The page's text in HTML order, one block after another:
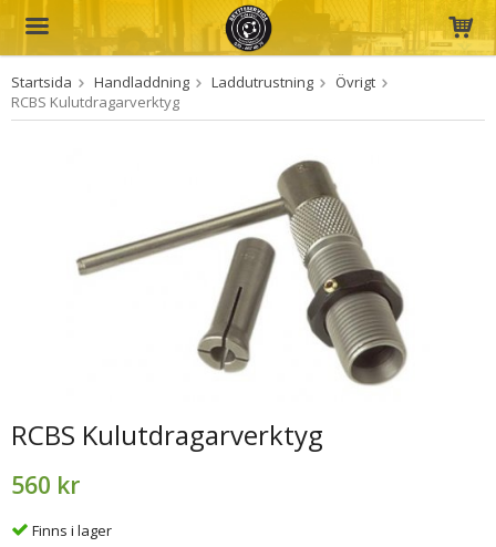
Produkten har blivit tillagd i varukorgen
Startsida Handladdning Laddutrustning
Övrigt
RCBS Kulutdragarverktyg
RCBS Kulutdragarverktyg
560 kr
Finns i lager